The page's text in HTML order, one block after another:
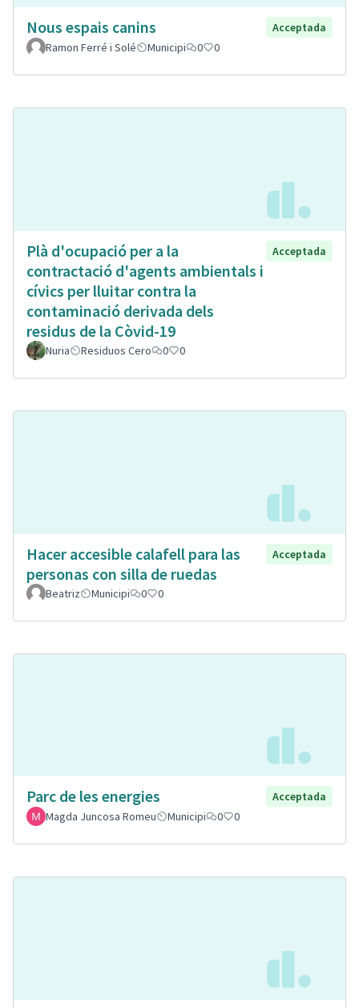
Nous espais canins
Acceptada
Ramon Ferré i Solé
Municipi 0 0
Plà d'ocupació per a la
contractació d'agents ambientals i
cívics per lluitar contra la
contaminació derivada dels
residus de la Còvid-19
Acceptada
Nuria Residuos Cero 0 0
Hacer accesible calafell para las
personas con silla de ruedas
Acceptada
Beatriz Municipi 0 0
Parc de les energies
Acceptada
Magda Juncosa Romeu
Municipi 0 0